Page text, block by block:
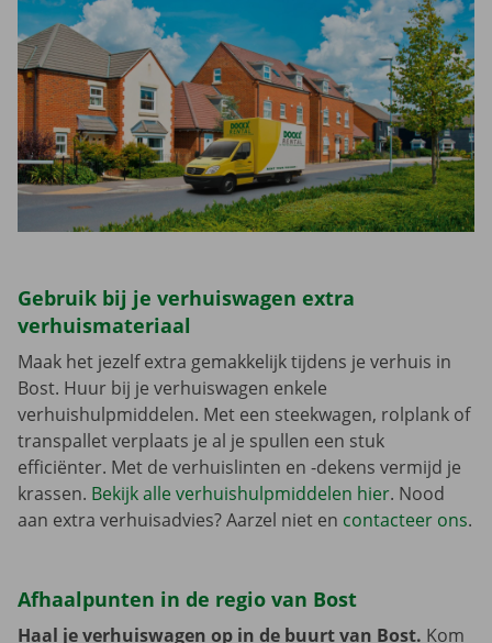
Gebruik bij je verhuiswagen extra
verhuismateriaal
Maak het jezelf extra gemakkelijk tijdens je verhuis in
Bost. Huur bij je verhuiswagen enkele
verhuishulpmiddelen. Met een steekwagen, rolplank of
transpallet verplaats je al je spullen een stuk
efficiënter. Met de verhuislinten en -dekens vermijd je
krassen. Bekijk alle verhuishulpmiddelen hier. Nood
aan extra verhuisadvies? Aarzel niet en contacteer ons.
Afhaalpunten in de regio van Bost
Haal je verhuiswagen op in de buurt van Bost. Kom